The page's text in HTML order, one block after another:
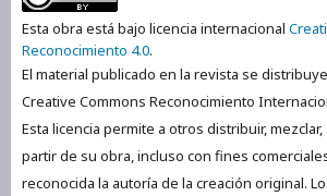
Esta obra está bajo licencia internacional
Reconocimiento 4.0.
El material publicado en la revista se
Creative Commons Reconocimiento
Esta licencia permite a otros distribuir,
partir de su obra, incluso con fines
reconocida la autoría de la creación original.